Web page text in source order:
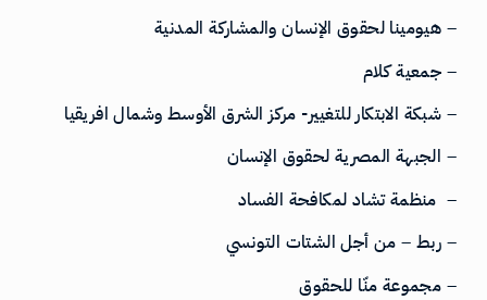
– هيومينا لحقوق الإنسان والمشاركة المدنية
– جمعية كلام
– شبكة الابتكار للتغيير- مركز الشرق الأوسط وشمال افريقيا
– الجبهة المصرية لحقوق الإنسان
– منظمة تشاد لمكافحة الفساد
– ربط – من أجل الشتات التونسي
– مجموعة منّا للحقوق